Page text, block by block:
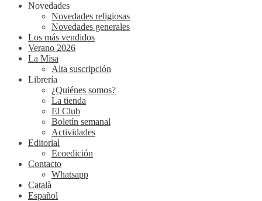
Novedades
Novedades religiosas
Novedades generales
Los más vendidos
Verano 2026
La Misa
Alta suscripción
Librería
¿Quiénes somos?
La tienda
El Club
Boletín semanal
Actividades
Editorial
Ecoedición
Contacto
Whatsapp
Català
Español